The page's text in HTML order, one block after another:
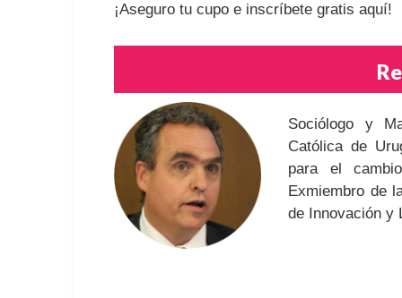
¡Aseguro tu cupo e inscríbete gratis aquí!
Sociólogo y
Católica de
para el
Exmiembro de
de Innovación y